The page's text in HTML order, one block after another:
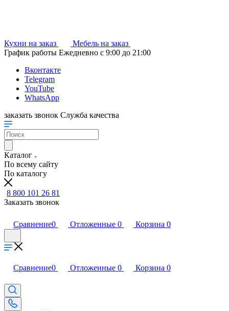
Кухни на заказ
Мебель на заказ
График работы Ежедневно с 9:00 до 21:00
Вконтакте
Telegram
YouTube
WhatsApp
заказать звонок Служба качества
Каталог
По всему сайту
По каталогу
8 800 101 26 81
Заказать звонок
Сравнение0 Отложенные 0 Корзина 0
Сравнение0 Отложенные 0 Корзина 0